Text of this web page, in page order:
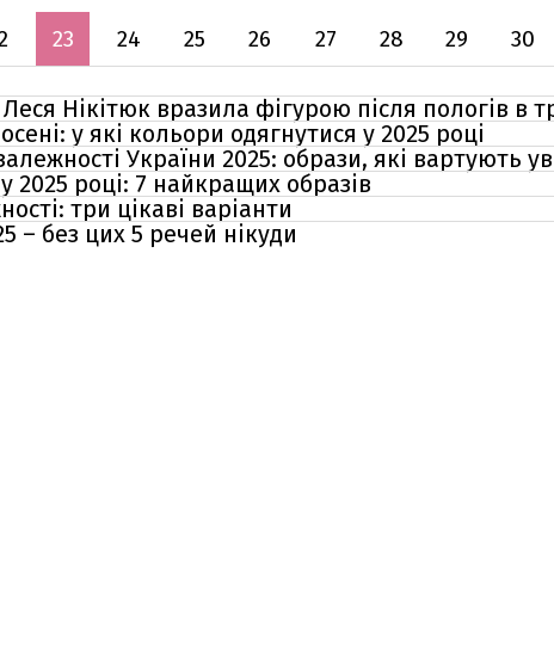
23 24 25 26 27 28 29 30
Нікітюк вразила фігурою після пологів в
у які кольори одягнутися у 2025 році
України 2025: образи, які вартують
2025 році: 7 найкращих образів
три цікаві варіанти
– без цих 5 речей нікуди